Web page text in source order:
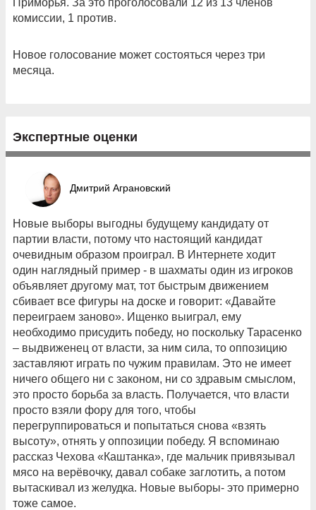
комиссии, 1 против.
Новое голосование может состояться через три
месяца.
Экспертные оценки
Дмитрий Аграновский
Новые выборы выгодны будущему кандидату от
партии власти, потому что настоящий кандидат
очевидным образом проиграл. В Интернете ходит
один наглядный пример - в шахматы один из игроков
объявляет другому мат, тот быстрым движением
сбивает все фигуры на доске и говорит: «Давайте
переиграем заново». Ищенко выиграл, ему
необходимо присудить победу, но поскольку Тарасенко
– выдвиженец от власти, за ним сила, то оппозицию
заставляют играть по чужим правилам. Это не имеет
ничего общего ни с законом, ни со здравым смыслом,
это просто борьба за власть. Получается, что власти
просто взяли фору для того, чтобы
перегруппироваться и попытаться снова «взять
высоту», отнять у оппозиции победу. Я вспоминаю
рассказ Чехова «Каштанка», где мальчик привязывал
мясо на верёвочку, давал собаке заглотить, а потом
вытаскивал из желудка. Новые выборы- это примерно
тоже самое.